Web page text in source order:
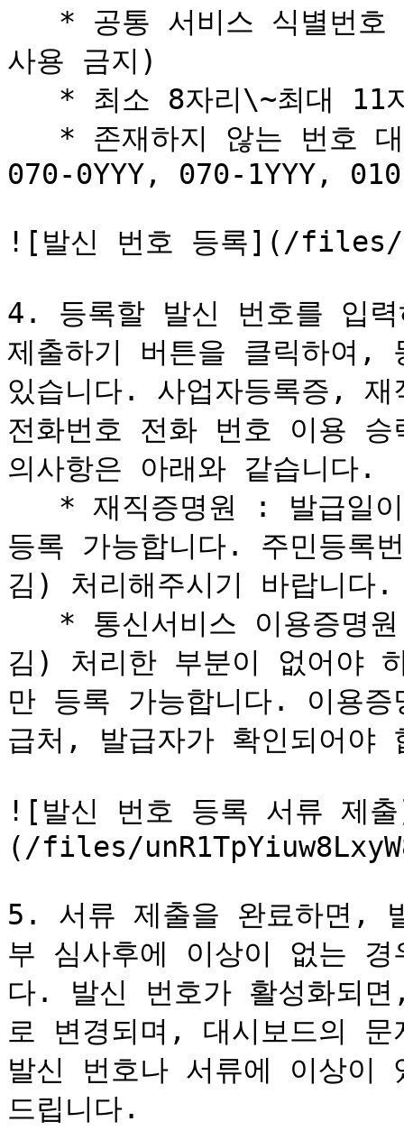
사용 금지)
070-0YYY, 070-1YYY,
![발신 번호 등록](/files/
4. 등록할 발신 번호를 입
제출하기 버튼을 클릭하여,
있습니다. 사업자등록증,
전화번호 전화 번호 이용
의사항은 아래와 같습니다.
등록 가능합니다. 주민등록
김) 처리해주시기 바랍니다.
김) 처리한 부분이 없어야
만 등록 가능합니다. 이용
급처, 발급자가 확인되어야
![발신 번호 등록 서류 제
(/files/
5. 서류 제출을 완료하면,
부 심사후에 이상이 없는
다. 발신 번호가 활성화되
로 변경되며, 대시보드의
발신 번호나 서류에 이상이
드립니다.